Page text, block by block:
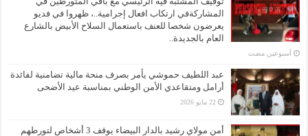
المشاركةفي ارتكاب افعال إجرامية..، ظهروا في فديو
يعرضون شخصا للعنف باستعمال السلاح الأبيض بالشارع
العام بالجديدة..
‏أسبوعين مضت
عبد اللطيف حموشي يأمر بصرف منحة مالية تضامنية لفائدة
أرامل ومتقاعدي الأمن الوطني بمناسبة عيد الأضحى
22 مايو 2026
أمن مولاي رشيد بالدار البيضاء يوقف 3 أشخاص لتورطهم